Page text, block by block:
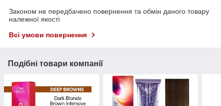
Законом не передбачено повернення та обмін даного товару
належної якості
Всі умови повернення
Подібні товари компанії